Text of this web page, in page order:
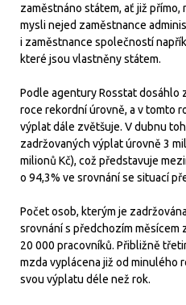
zaměstnáno státem, ať již přímo,
mysli nejed zaměstnance
i zaměstnance společností
které jsou vlastněny státem.
Podle agentury Rosstat dosáhlo
roce rekordní úrovně, a v tomto
výplat dále zvětšuje. V dubnu
zadržovaných výplat úrovně 3
milionů Kč), což představuje
o 94,3% ve srovnání se situací
Počet osob, kterým je
srovnání s předchozím měsícem
20 000 pracovníků. Přibližně
mzda vyplácena již od minulého
svou výplatu déle než rok.